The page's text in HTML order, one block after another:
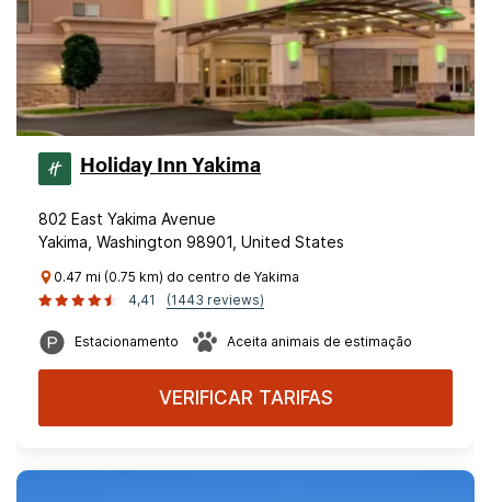
Holiday Inn Yakima
802 East Yakima Avenue
Yakima, Washington 98901, United States
0.47 mi (0.75 km) do centro de Yakima
4,41
(1443 reviews)
Estacionamento Aceita animais de estimação
VERIFICAR TARIFAS